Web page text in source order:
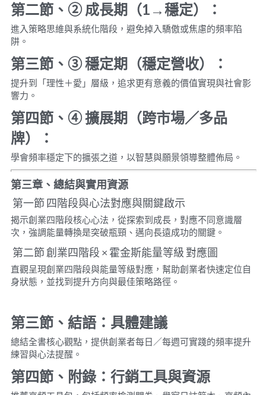
第二節、 ② 成長期（1→穩定）：
進入策略思維與系統化階段，避免掉入驕傲或焦慮的頻率陷
阱。
第三節、 ③ 穩定期（穩定營收）：
提升到「理性＋愛」層級，追求更有意義的價值實現與社會影
響力。
第四節、 ④ 擴展期（跨市場／多品
牌）：
學會頻率穩定下的擴張之道，以智慧與願景領導整體佈局。
第三章、總結與實用資源
第一節 四階段與心法對應與關鍵啟示
揭示創業四階段核心心法，從探索到成長，對應不同意識層
次，強調能量轉換是突破瓶頸、邁向長遠成功的關鍵。
第二節 創業四階段 × 霍金斯能量等級 對應圖
直觀呈現創業四階段與能量等級對應，幫助創業者快速定位自
身狀態，並找到提升方向與最佳策略路徑。
第三節、結語：具體建議
總結全書核心觀點，提供創業者每日／每週可實踐的頻率提升
練習與心法提醒。
第四節、附錄：行銷工具與資源